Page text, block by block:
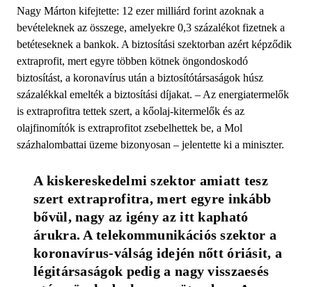
Nagy Márton kifejtette: 12 ezer mil­liárd forint azoknak a
bevételeknek az összege, amelyekre 0,3 százalékot fizetnek a
betéteseknek a bankok. A biztosítási szektorban azért képződik
extraprofit, mert egyre többen kötnek öngondoskodó
biztosítást, a koronavírus után a biztosítótársaságok húsz
százalékkal emelték a biztosítási díjakat. – Az energiatermelők
is extraprofitra tettek szert, a kőolaj-kitermelők és az
olajfinomítók is extraprofitot zsebelhettek be, a Mol
százhalombattai üzeme bizonyosan – jelentette ki a miniszter.
A kiskereskedelmi szektor ­amiatt tesz
szert extraprofitra, mert egyre inkább
bővül, nagy az igény az itt kapható
árukra. A telekommuniká­ciós szektor a
koronavírus-válság idején nőtt óriásit, a
légitársaságok pedig a nagy visszaesés